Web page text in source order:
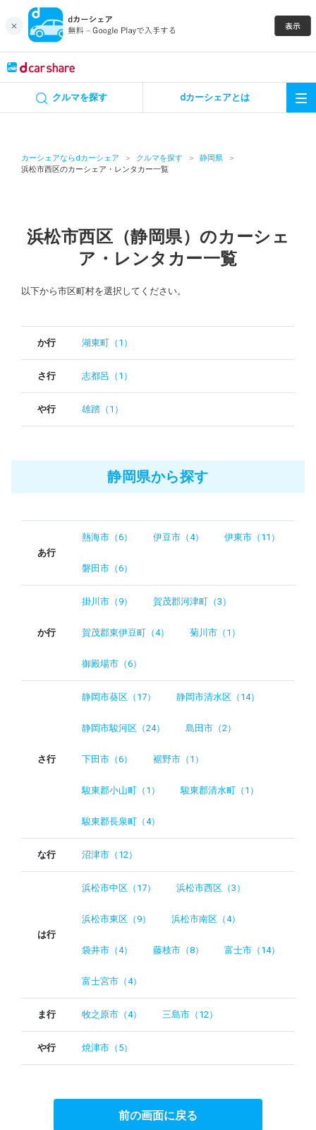
クルマを探す dカーシェアとは
カーシェアならdカーシェア クルマを探す
静岡県
浜松市西区のカーシェア・レンタカー一覧
浜松市西区（静岡県）のカーシェ
ア・レンタカー一覧
以下から市区町村を選択してください。
か行 湖東町（1）
さ行 志都呂（1）
や行 雄踏（1）
静岡県から探す
あ行
熱海市（6） 伊豆市（4） 伊東市（11）
磐田市（6）
か行
掛川市（9） 賀茂郡河津町（3）
賀茂郡東伊豆町（4） 菊川市（1）
御殿場市（6）
さ行
静岡市葵区（17） 静岡市清水区（14）
静岡市駿河区（24） 島田市（2）
下田市（6） 裾野市（1）
駿東郡小山町（1） 駿東郡清水町（1）
駿東郡長泉町（4）
な行 沼津市（12）
は行
浜松市中区（17） 浜松市西区（3）
浜松市東区（9） 浜松市南区（4）
袋井市（4） 藤枝市（8） 富士市（14）
富士宮市（4）
ま行 牧之原市（4） 三島市（12）
や行 焼津市（5）
前の画面に戻る
カーシェア
特集
アプリの使い方